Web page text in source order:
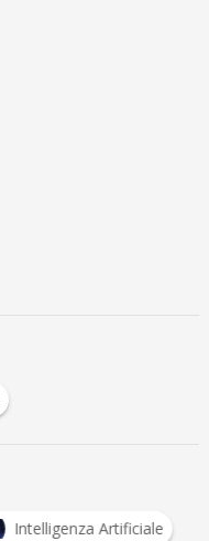
Intelligenza Artificiale